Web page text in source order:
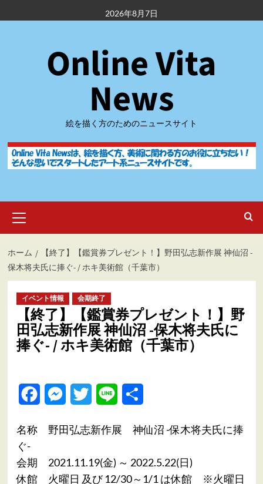
容
2026年8月7日
Online Vita
News
絵を描く方のためのニュースサイト
イ
ン
ニ
ュ
ー
ホーム
【終了】【鑑賞券プレゼント！】野田弘志新作展 神仙沼 -
保木将夫氏に捧ぐ- / ホキ美術館（千葉市）
イベント情報 会期終了
【終了】【鑑賞券プレゼント！】野
田弘志新作展 神仙沼 -保木将夫氏に
捧ぐ- / ホキ美術館（千葉市）
FacebookMessenger
Twitter Line
名称 野田弘志新作展 神仙沼 -保木将夫氏に捧
ぐ-
会期 2021.11.19(金) ～ 2022.5.22(日)
休館 火曜日 及び 12/30～1/1 は休館 ※火曜日